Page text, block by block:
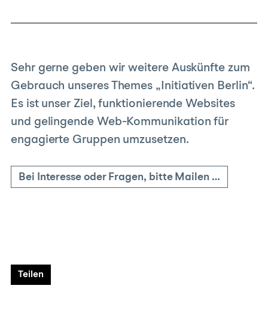
Sehr gerne geben wir weitere Auskünfte zum
Gebrauch unseres Themes „Initiativen Berlin“.
Es ist unser Ziel, funktionierende Websites
und gelingende Web-Kommunikation für
engagierte Gruppen umzusetzen.
Bei Interesse oder Fragen, bitte Mailen …
Teilen